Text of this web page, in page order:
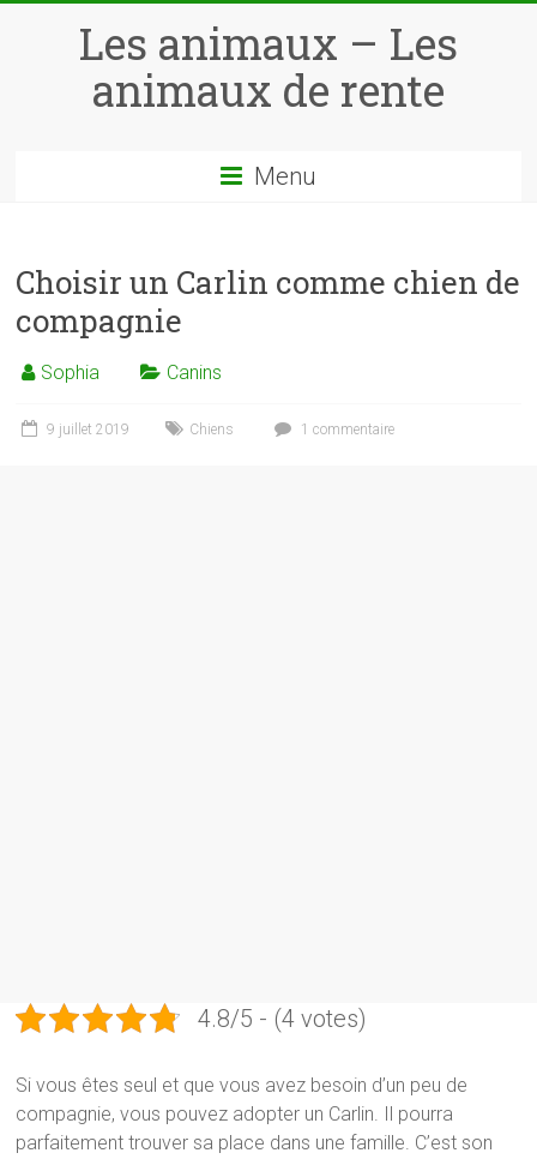
Les animaux – Les
animaux de rente
Menu
Choisir un Carlin comme chien de
compagnie
Sophia Canins
9 juillet 2019 Chiens 1 commentaire
4.8/5 - (4 votes)
Si vous êtes seul et que vous avez besoin d’un peu de
compagnie, vous pouvez adopter un Carlin. Il pourra
parfaitement trouver sa place dans une famille. C’est son